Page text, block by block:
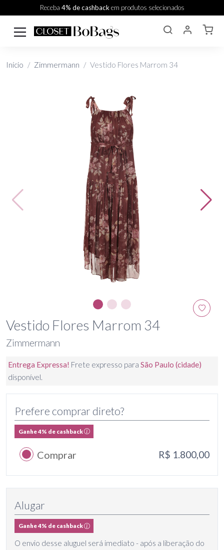
Receba 4% de cashbackem produtos selecionados
Início Zimmermann Vestido Flores Marrom 34
Vestido Flores Marrom 34
Zimmermann
Entrega Expressa! Frete expresso para São Paulo (cidade)
disponível.
Prefere comprar direto?
Ganhe 4% de cashback
Comprar R$ 1.800,00
Alugar
Ganhe 4% de cashback
O envio desse aluguel será imediato - após a liberação do